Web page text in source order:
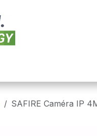
SAFIRE Caméra IP